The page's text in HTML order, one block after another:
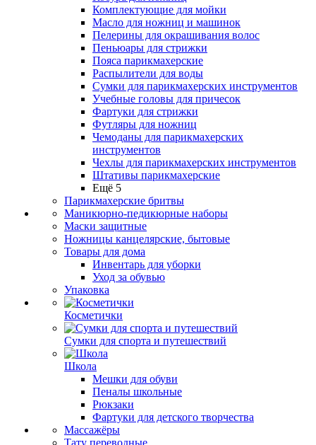
Комплектующие для мойки
Масло для ножниц и машинок
Пелерины для окрашивания волос
Пеньюары для стрижки
Пояса парикмахерские
Распылители для воды
Сумки для парикмахерских инструментов
Учебные головы для причесок
Фартуки для стрижки
Футляры для ножниц
Чемоданы для парикмахерских
инструментов
Чехлы для парикмахерских инструментов
Штативы парикмахерские
Ещё 5
Парикмахерские бритвы
Маникюрно-педикюрные наборы
Маски защитные
Ножницы канцелярские, бытовые
Товары для дома
Инвентарь для уборки
Уход за обувью
Упаковка
Косметички
Сумки для спорта и путешествий
Школа
Мешки для обуви
Пеналы школьные
Рюкзаки
Фартуки для детского творчества
Массажёры
Тату переводные